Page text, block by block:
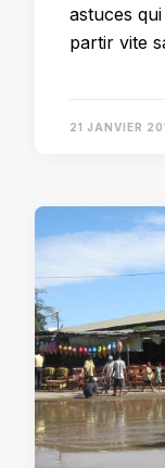
astuces
partir vite
21 JANVIER